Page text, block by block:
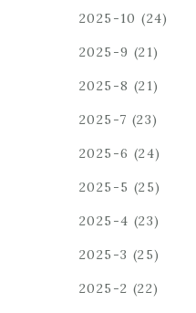
2025-10 (24)
2025-9 (21)
2025-8 (21)
2025-7 (23)
2025-6 (24)
2025-5 (25)
2025-4 (23)
2025-3 (25)
2025-2 (22)